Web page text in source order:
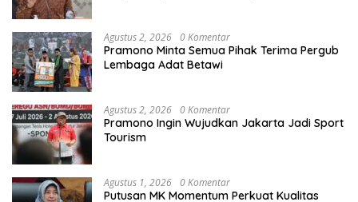
Agustus 2, 2026 0 Komentar
Pramono Minta Semua Pihak Terima Pergub
Lembaga Adat Betawi
Agustus 2, 2026 0 Komentar
Pramono Ingin Wujudkan Jakarta Jadi Sport
Tourism
Agustus 1, 2026 0 Komentar
Putusan MK Momentum Perkuat Kualitas